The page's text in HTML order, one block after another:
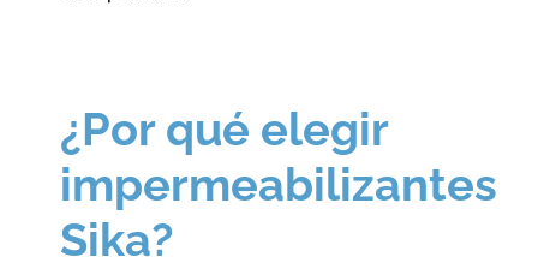
¿Por qué elegir
impermeabilizantes
Sika?